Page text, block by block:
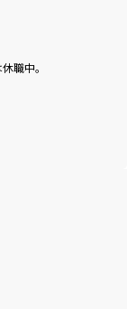
職中。